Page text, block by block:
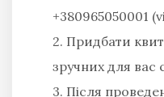
+380965050001
2. Придбати
зручних для вас
3. Після